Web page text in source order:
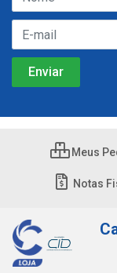
Meus
Notas